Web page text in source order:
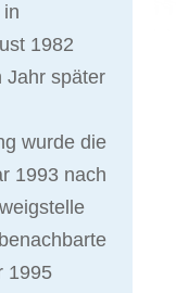
1982
Jahr später
wurde die
1993 nach
1995